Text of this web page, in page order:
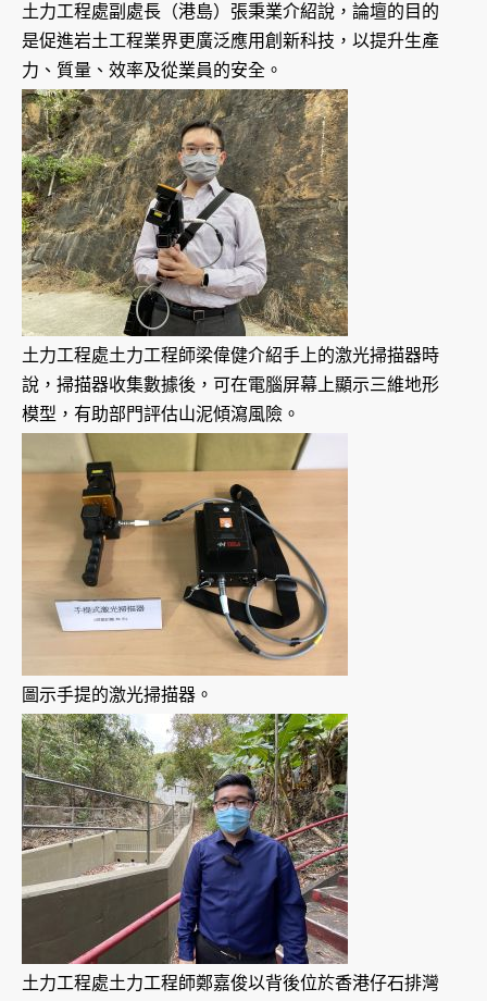
土力工程處副處長（港島）張秉業介紹說，論壇的目的
是促進岩土工程業界更廣泛應用創新科技，以提升生產
力、質量、效率及從業員的安全。
土力工程處土力工程師梁偉健介紹手上的激光掃描器時
說，掃描器收集數據後，可在電腦屏幕上顯示三維地形
模型，有助部門評估山泥傾瀉風險。
圖示手提的激光掃描器。
土力工程處土力工程師鄭嘉俊以背後位於香港仔石排灣